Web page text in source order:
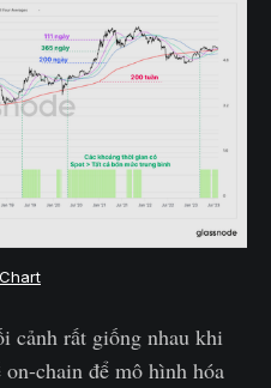
cảnh rất giống nhau khi
chain để mô hình hóa